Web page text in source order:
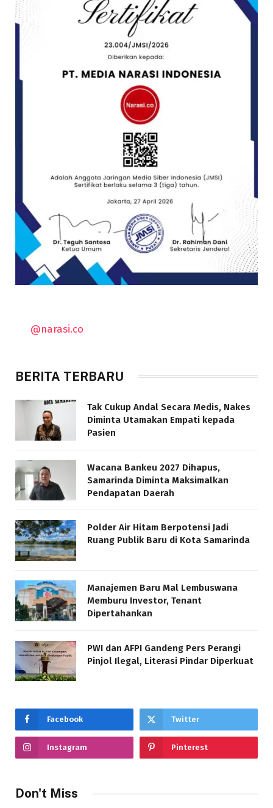
@narasi.co
BERITA TERBARU
Tak Cukup Andal Secara Medis, Nakes
Diminta Utamakan Empati kepada
Pasien
Wacana Bankeu 2027 Dihapus,
Samarinda Diminta Maksimalkan
Pendapatan Daerah
Polder Air Hitam Berpotensi Jadi
Ruang Publik Baru di Kota Samarinda
Manajemen Baru Mal Lembuswana
Memburu Investor, Tenant
Dipertahankan
PWI dan AFPI Gandeng Pers Perangi
Pinjol Ilegal, Literasi Pindar Diperkuat
Facebook Twitter
Instagram Pinterest
Don't Miss